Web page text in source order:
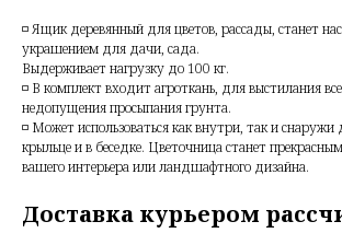
◽ Ящик деревянный для цветов, рассады, станет
украшением для дачи, сада.
Выдерживает нагрузку до 100 кг.
◽ В комплект входит агроткань, для выстилания
недопущения просыпания грунта.
◽ Может использоваться как внутри, так и снаружи
крыльце и в беседке. Цветочница станет
вашего интерьера или ландшафтного дизайна.
Доставка курьером